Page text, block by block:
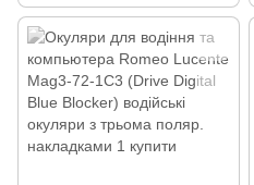
поляризаційними накладками